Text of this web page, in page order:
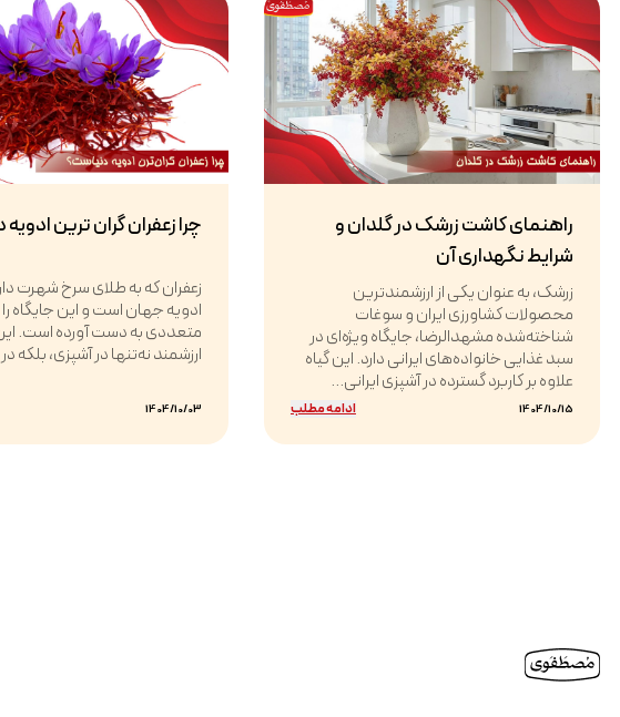
راهنمای کاشت زرشک در گلدان و
شرایط نگهداری آن
زرشک، به عنوان یکی از ارزشمندترین
محصولات کشاورزی ایران و سوغات
شناخته‌شده مشهدالرضا، جایگاه ویژه‌ای در
سبد غذایی خانواده‌های ایرانی دارد. این گیاه
علاوه بر کاربرد گسترده در آشپزی ایرانی...
1404/10/15 ادامه مطلب
چرا زعفران گران ترین
زعفران که به طلای سرخ شهرت
ادویه جهان است و این جایگاه
متعددی به دست آورده است.
ارزشمند نه‌تنها در آشپزی، بلکه
1404/10/03